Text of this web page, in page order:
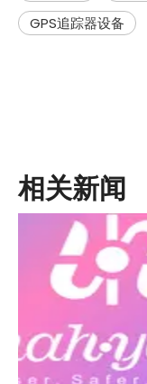
GPS追踪器设备
相关新闻